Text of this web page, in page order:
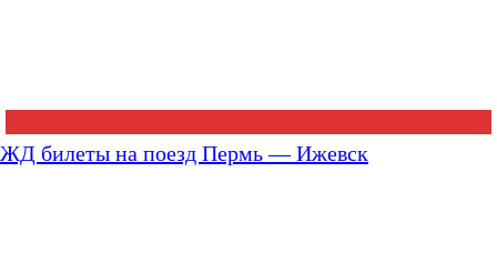
ЖД билеты на поезд Пермь — Ижевск